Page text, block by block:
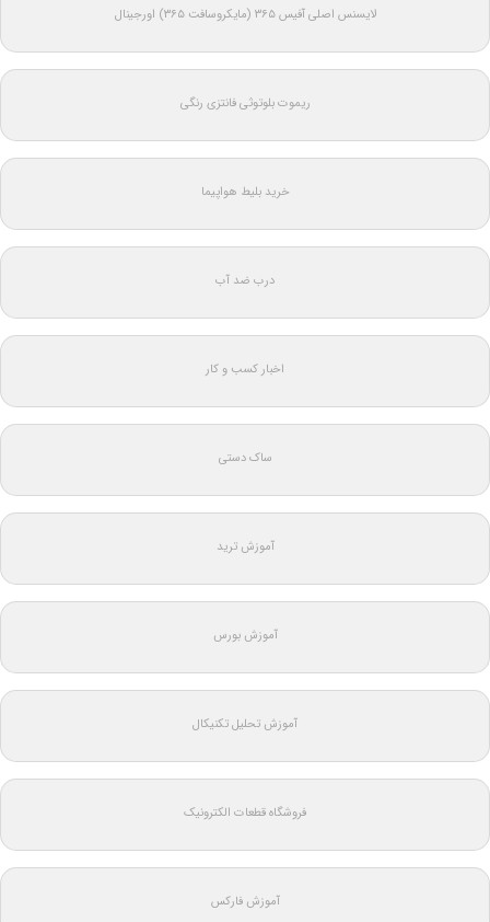
لایسنس اصلی آفیس ۳۶۵ (مایکروسافت ۳۶۵) اورجینال
ریموت بلوتوثی فانتزی رنگی
خرید بلیط هواپیما
درب ضد آب
اخبار کسب و کار
ساک دستی
آموزش ترید
آموزش بورس
آموزش تحلیل تکنیکال
فروشگاه قطعات الکترونیک
آموزش فارکس